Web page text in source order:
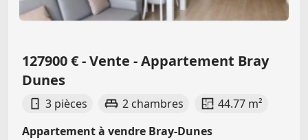
127900 € - Vente - Appartement Bray
Dunes
3 pièces 2 chambres
44.77 m²
Appartement à vendre Bray-Dunes